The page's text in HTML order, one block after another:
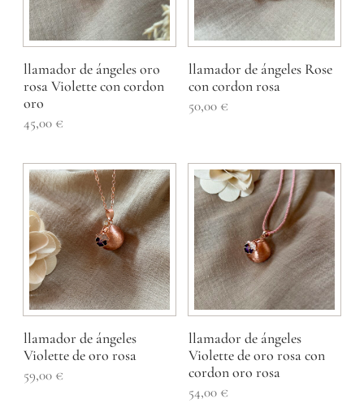
llamador de ángeles oro
rosa Violette con cordon
oro
45,00 €
llamador de ángeles Rose
con cordon rosa
50,00 €
llamador de ángeles
Violette de oro rosa
59,00 €
llamador de ángeles
Violette de oro rosa con
cordon oro rosa
54,00 €